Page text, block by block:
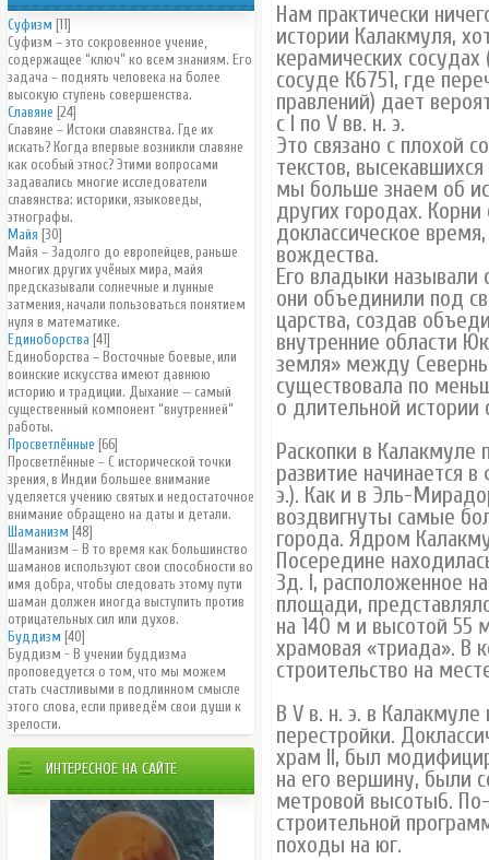
Суфизм [11]
Суфизм – это сокровенное учение,
содержащее “ключ” ко всем знаниям. Его
задача – поднять человека на более
высокую ступень совершенства.
Славяне [24]
Славяне – Истоки славянства. Где их
искать? Когда впервые возникли славяне
как особый этнос? Этими вопросами
задавались многие исследователи
славянства: историки, языковеды,
этнографы.
Майя [30]
Майя – Задолго до европейцев, раньше
многих других учёных мира, майя
предсказывали солнечные и лунные
затмения, начали пользоваться понятием
нуля в математике.
Единоборства [41]
Единоборства – Восточные боевые, или
воинские искусства имеют давнюю
историю и традиции. Дыхание — самый
существенный компонент “внутренней”
работы.
Просветлённые [66]
Просветлённые – С исторической точки
зрения, в Индии большее внимание
уделяется учению святых и недостаточное
внимание обращено на даты и детали.
Шаманизм [48]
Шаманизм – В то время как большинство
шаманов используют свои способности во
имя добра, чтобы следовать этому пути
шаман должен иногда выступить против
отрицательных сил или духов.
Буддизм [40]
Буддизм - В учении буддизма
проповедуется o том, что мы можем
стать счастливыми в подлинном смысле
этого слова, если приведём свои души к
зрелости.
ИНТЕРЕСНОЕ НА САЙТЕ
Нам практически
истории Калакмуля,
керамических сосудах
сосуде К6751, где
правлений) дает
с I по V вв. н. э.
Это связано с плохой
текстов,
мы больше знаем об
других городах.
доклассическое
вождества.
Его владыки называли
они объединили под
царства, создав
внутренние области
земля» между
существовала по
о длительной истории
Раскопки в Калакмуле
развитие начинается
э.). Как и в Эль-
воздвигнуты самые
города. Ядром
Посередине
Зд. I, расположенное
площади,
на 140 м и высотой 55
храмовая «триада». В
строительство на
В V в. н. э. в
перестройки.
храм II, был
на его вершину, были
метровой высоты6.
строительной
походы на юг.